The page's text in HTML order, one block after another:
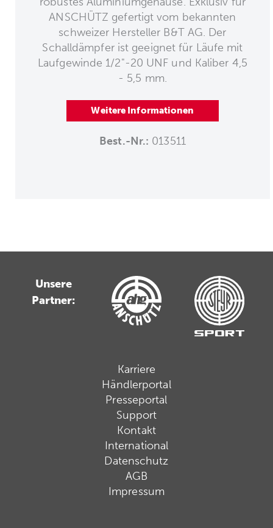
ANSCHÜTZ gefertigt vom bekannten
schweizer Hersteller B&T AG. Der
Schalldämpfer ist geeignet für Läufe mit
Laufgewinde 1/2"-20 UNF und Kaliber 4,5
- 5,5 mm.
Weitere Informationen
Best.-Nr.: 013511
Unsere
Partner:
Karriere
Händlerportal
Presseportal
Support
Kontakt
International
Datenschutz
AGB
Impressum